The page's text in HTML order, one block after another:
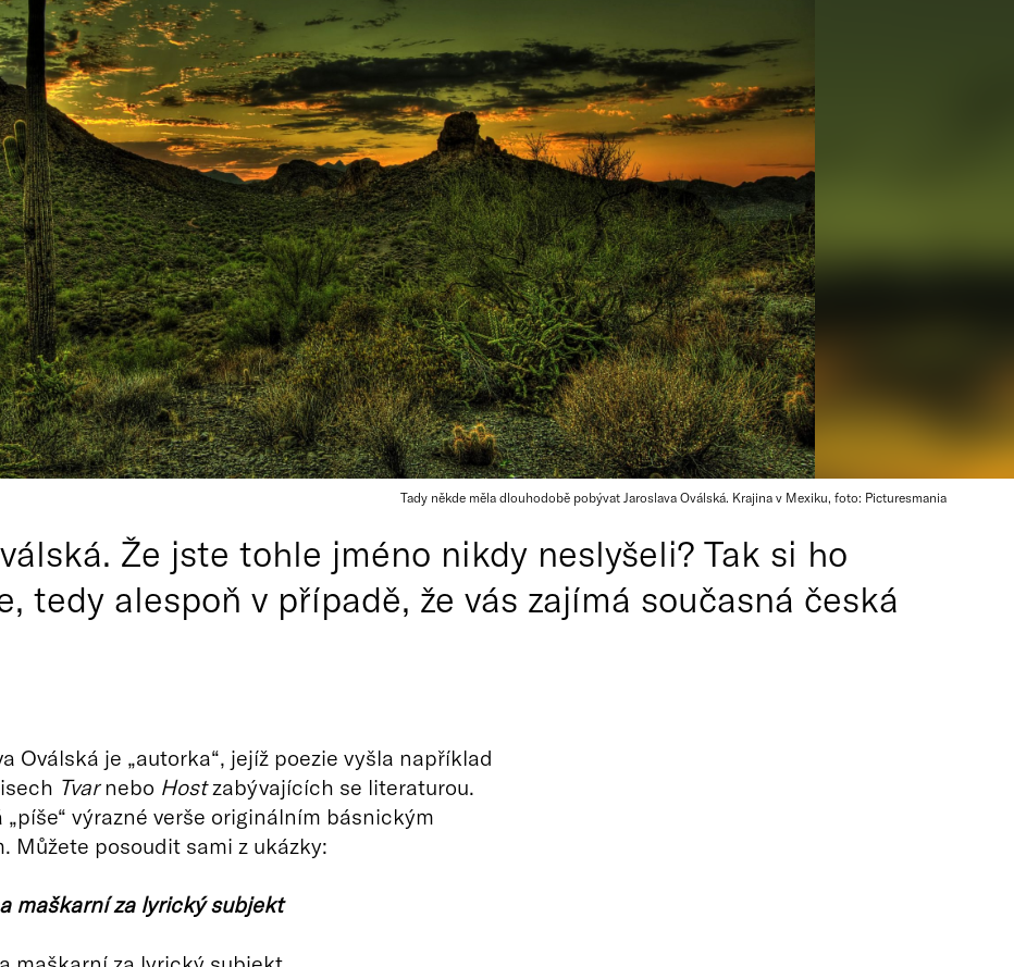
Tady někde měla dlouhodobě pobývat Jaroslava Oválská. Krajina v Mexiku, foto: Picturesmania
Že jste tohle jméno nikdy neslyšeli? Tak si ho
tedy alespoň v případě, že vás zajímá současná česká
Oválská je „autorka“, jejíž poezie vyšla například
Tvarnebo Hostzabývajících se literaturou.
„píše“ výrazné verše originálním básnickým
Můžete posoudit sami z ukázky:
maškarní za lyrický subjekt